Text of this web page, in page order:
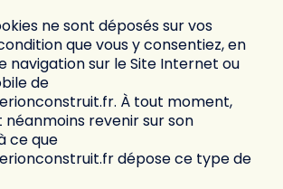
ne sont déposés sur vos
que vous y consentiez, en
navigation sur le Site Internet ou
de
. À tout moment,
néanmoins revenir sur son
ce que
dépose ce type de